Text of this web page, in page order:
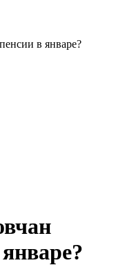
в январе?